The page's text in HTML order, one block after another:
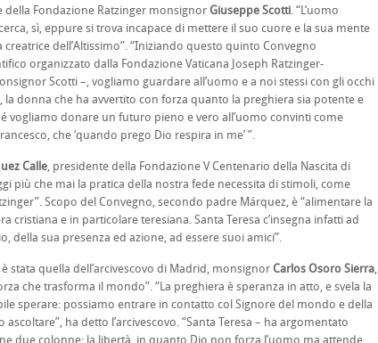
Fondazione Ratzinger monsignor Giuseppe Scotti . “L’uomo
sì, eppure si trova incapace di mettere il suo cuore e la sua mente
dell’Altissimo”. “Iniziando questo quinto Convegno
organizzato dalla Fondazione Vaticana Joseph Ratzinger-
Scotti –, vogliamo guardare all’uomo e a noi stessi con gli occhi
la donna che ha avvertito con forza quanto la preghiera sia potente e
vogliamo donare un futuro pieno e vero all’uomo convinti come
che ‘quando prego Dio respira in me’ ”.
Calle , presidente della Fondazione V Centenario della Nascita di
più che mai la pratica della nostra fede necessita di stimoli, come
Scopo del Convegno, secondo padre Márquez, è “alimentare la
cristiana e in particolare teresiana. Santa Teresa c’insegna infatti ad
della sua presenza ed azione, ad essere suoi amici”.
stata quella dell’arcivescovo di Madrid, monsignor Carlos Osoro Sierra
che trasforma il mondo”. “La preghiera è speranza in atto, e svela la
sperare: possiamo entrare in contatto col Signore del mondo e della
ha detto l’arcivescovo. “Santa Teresa – ha argomentato
due colonne: la libertà, in quanto Dio non forza l’uomo ma attende